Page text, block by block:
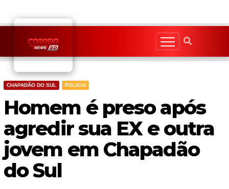
content
CHAPADÃO DO SUL POLÍCIA
Homem é preso após
agredir sua EX e outra
jovem em Chapadão
do Sul